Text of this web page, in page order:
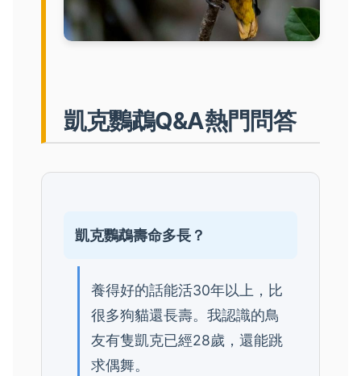
凱克鸚鵡Q&A熱門問答
凱克鸚鵡壽命多長？
養得好的話能活30年以上，比
很多狗貓還長壽。我認識的鳥
友有隻凱克已經28歲，還能跳
求偶舞。